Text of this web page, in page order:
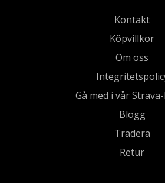
Kontakt
Köpvillkor
Om oss
Gå med i vår
Blogg
Tradera
Retur